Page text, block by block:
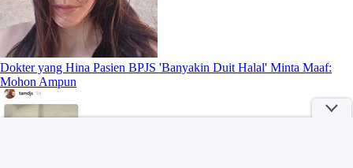
Dokter yang Hina Pasien BPJS 'Banyakin Duit Halal' Minta Maaf:
Mohon Ampun